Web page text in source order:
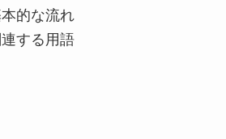
的な流れ
する用語